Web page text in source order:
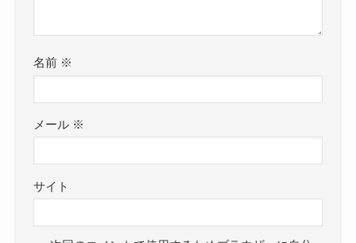
名前 ※
メール ※
サイト